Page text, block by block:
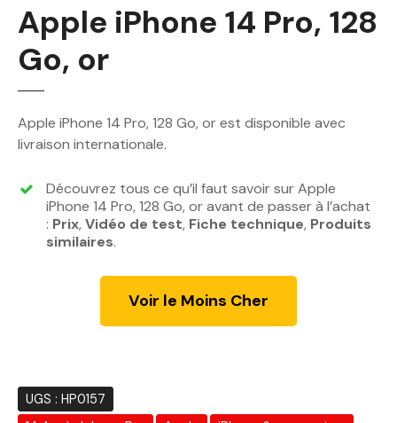
Apple iPhone 14 Pro, 128
Go, or
Apple iPhone 14 Pro, 128 Go, or est disponible avec
livraison internationale.
Découvrez tous ce qu’il faut savoir sur Apple
iPhone 14 Pro, 128 Go, or avant de passer à l’achat
: Prix, Vidéo de test, Fiche technique, Produits
similaires.
Voir le Moins Cher
UGS : HP0157